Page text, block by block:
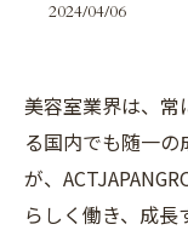
2024/04/06
美容室業界は、常
る国内でも随一
が、
らしく働き、成長